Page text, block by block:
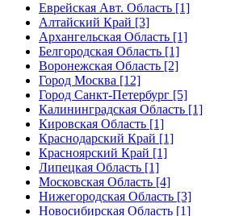
Еврейская Авт. Область [1]
Алтайский Край [3]
Архангельская Область [1]
Белгородская Область [1]
Воронежская Область [2]
Город Москва [12]
Город Санкт-Петербург [5]
Калининградская Область [1]
Кировская Область [1]
Краснодарский Край [1]
Красноярский Край [1]
Липецкая Область [1]
Московская Область [4]
Нижегородская Область [3]
Новосибирская Область [1]